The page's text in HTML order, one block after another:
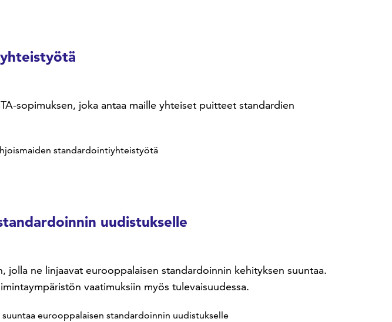
sopimuksen, joka antaa maille yhteiset puitteet standardien
standardointiyhteistyötä
uudistukselle
ne linjaavat eurooppalaisen standardoinnin kehityksen suuntaa.
vaatimuksiin myös tulevaisuudessa.
eurooppalaisen standardoinnin uudistukselle